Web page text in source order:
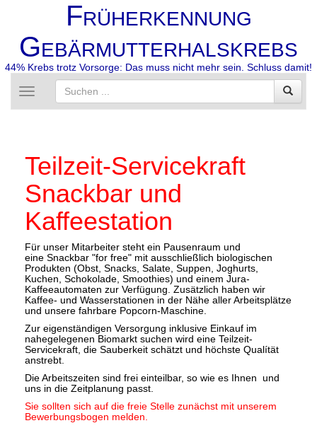
FRÜHERKENNUNG
GEBÄRMUTTERHALSKREBS
44% Krebs trotz Vorsorge: Das muss nicht mehr sein. Schluss damit!
Toggle
navigation
Teilzeit-Servicekraft
Snackbar und
Kaffeestation
Für unser Mitarbeiter steht ein Pausenraum und
eine Snackbar "for free" mit ausschließlich biologischen
Produkten (Obst, Snacks, Salate, Suppen, Joghurts,
Kuchen, Schokolade, Smoothies) und einem Jura-
Kaffeeautomaten zur Verfügung. Zusätzlich haben wir
Kaffee- und Wasserstationen in der Nähe aller Arbeitsplätze
und unsere fahrbare Popcorn-Maschine.
Zur eigenständigen Versorgung inklusive Einkauf im
nahegelegenen Biomarkt suchen wird eine Teilzeit-
Servicekraft, die Sauberkeit schätzt und höchste Qualítät
anstrebt.
Die Arbeitszeiten sind frei einteilbar, so wie es Ihnen und
uns in die Zeitplanung passt.
Sie sollten sich auf die freie Stelle zunächst mit unserem
Bewerbungsbogen melden.